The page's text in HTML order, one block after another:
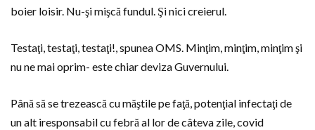
boier loisir. Nu-şi mişcă fundul. Şi nici creierul.
Testaţi, testaţi, testaţi!, spunea OMS. Minţim, minţim, minţim şi
nu ne mai oprim- este chiar deviza Guvernului.
Până să se trezească cu măştile pe faţă, potenţial infectaţi de
un alt iresponsabil cu febră al lor de câteva zile, covid